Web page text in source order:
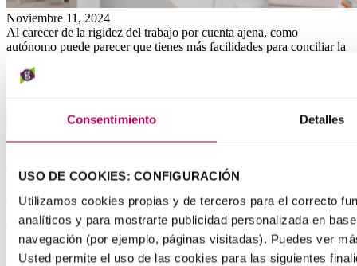
Consentimiento Detalles
USO DE COOKIES: CONFIGURACIÓN
Utilizamos cookies propias y de terceros para el correcto
analíticos y para mostrarte publicidad personalizada en
navegación (por ejemplo, páginas visitadas). Puedes ver
Usted permite el uso de las cookies para las siguientes
Noviembre 11, 2024
Al carecer de la rigidez del trabajo por cuenta ajena, como
autónomo puede parecer que tienes más facilidades para conciliar la
generarte problemas a la hora de separar ambas facetas: trabajo y
Avanzar dando un paso atrás: duelos,
modo avión y autocuidado con Maite
Ibañez de Maeztu